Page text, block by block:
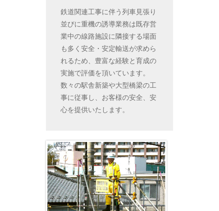
鉄道関連工事に伴う列車見張り
並びに重機の誘導業務は既存営
業中の線路施設に隣接する場面
も多く安全・安定輸送が求めら
れるため、豊富な経験と育成の
実施で評価を頂いています。
数々の駅舎新築や大型橋梁の工
事に従事し、お客様の安全、安
心を提供いたします。